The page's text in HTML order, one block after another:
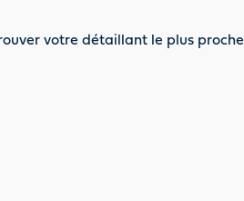
votre détaillant le plus proche